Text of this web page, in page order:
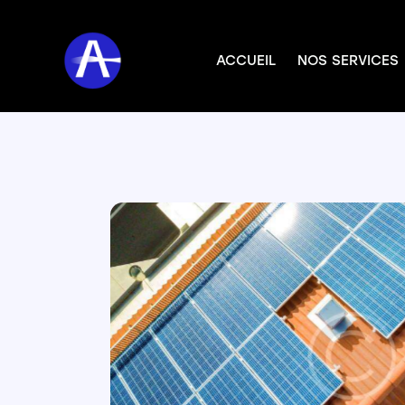
ACCUEIL NOS SERVICES